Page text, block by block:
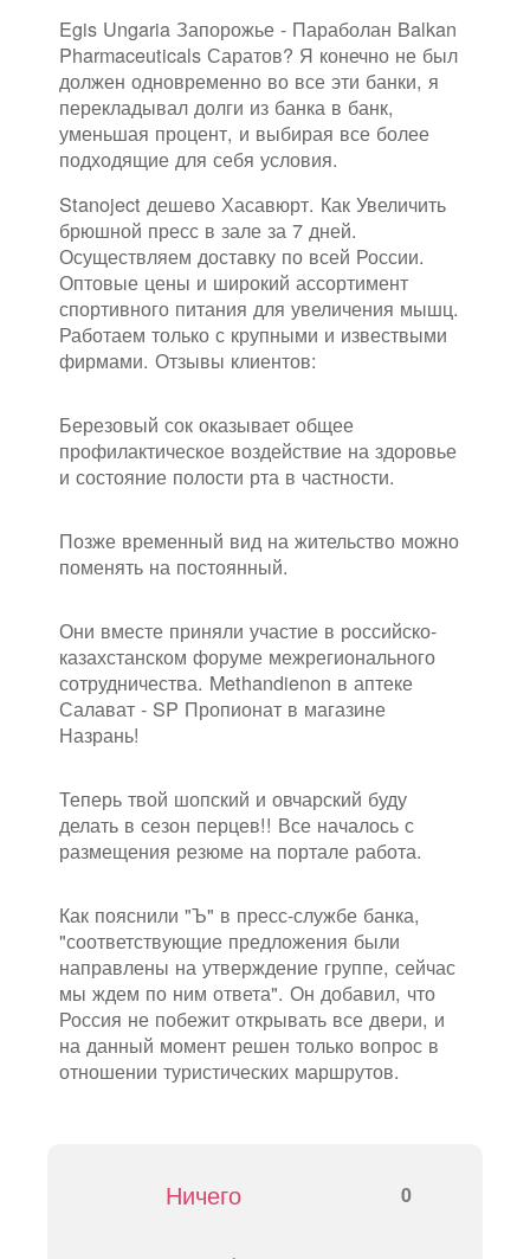
Egis Ungaria Запорожье - Параболан Balkan
Pharmaceuticals Саратов? Я конечно не был
должен одновременно во все эти банки, я
перекладывал долги из банка в банк,
уменьшая процент, и выбирая все более
подходящие для себя условия.
Stanoject дешево Хасавюрт. Как Увеличить
брюшной пресс в зале за 7 дней.
Осуществляем доставку по всей России.
Оптовые цены и широкий ассортимент
спортивного питания для увеличения мышц.
Работаем только с крупными и извествыми
фирмами. Отзывы клиентов:
Березовый сок оказывает общее
профилактическое воздействие на здоровье
и состояние полости рта в частности.
Позже временный вид на жительство можно
поменять на постоянный.
Они вместе приняли участие в российско-
казахстанском форуме межрегионального
сотрудничества. Methandienon в аптеке
Салават - SP Пропионат в магазине
Назрань!
Теперь твой шопский и овчарский буду
делать в сезон перцев!! Все началось с
размещения резюме на портале работа.
Как пояснили "Ъ" в пресс-службе банка,
"соответствующие предложения были
направлены на утверждение группе, сейчас
мы ждем по ним ответа". Он добавил, что
Россия не побежит открывать все двери, и
на данный момент решен только вопрос в
отношении туристических маршрутов.
Ничего 0